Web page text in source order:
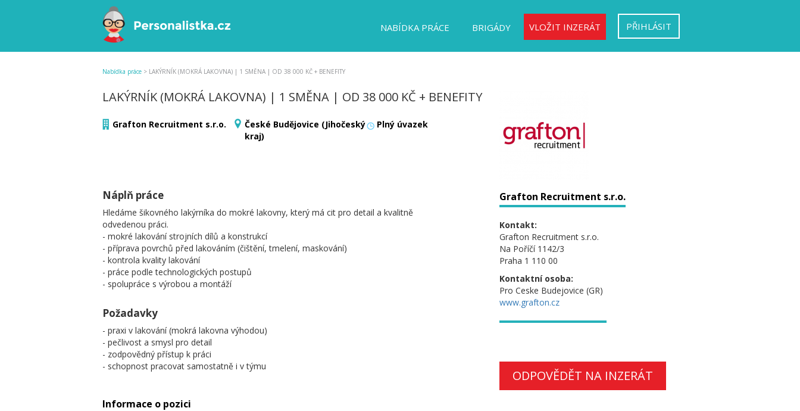
NABÍDKA PRÁCE BRIGÁDY VLOŽIT INZERÁT PŘIHLÁSIT
Nabídka práce > LAKÝRNÍK (MOKRÁ LAKOVNA) | 1 SMĚNA | OD 38 000 KČ + BENEFITY
LAKÝRNÍK (MOKRÁ LAKOVNA) | 1 SMĚNA | OD 38 000 KČ + BENEFITY
Grafton Recruitment s.r.o.
České Budějovice (Jihočeský
kraj)
Plný úvazek
Náplň práce
Hledáme šikovného lakýrníka do mokré lakovny, který má cit pro detail a kvalitně
odvedenou práci.
- mokré lakování strojních dílů a konstrukcí
- příprava povrchů před lakováním (čištění, tmelení, maskování)
- kontrola kvality lakování
- práce podle technologických postupů
- spolupráce s výrobou a montáží
Požadavky
- praxi v lakování (mokrá lakovna výhodou)
- pečlivost a smysl pro detail
- zodpovědný přístup k práci
- schopnost pracovat samostatně i v týmu
Informace o pozici
Grafton Recruitment s.r.o.
Kontakt:
Grafton Recruitment s.r.o.
Na Poříčí 1142/3
Praha 1 110 00
Kontaktní osoba:
Pro Ceske Budejovice (GR)
www.grafton.cz
ODPOVĚDĚT NA INZERÁT